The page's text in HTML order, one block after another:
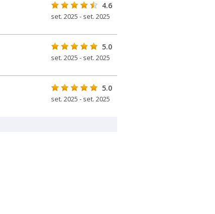
4.6
set. 2025 - set. 2025
5.0
set. 2025 - set. 2025
5.0
set. 2025 - set. 2025